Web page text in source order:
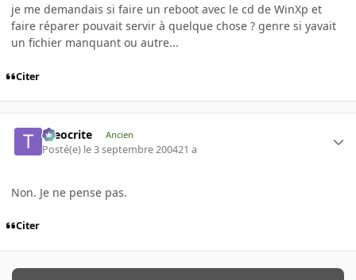
je me demandais si faire un reboot avec le cd de WinXp et
faire réparer pouvait servir à quelque chose ? genre si yavait
un fichier manquant ou autre...
Citer
theocrite Ancien
Posté(e) le 3 septembre 200421 a
Non. Je ne pense pas.
Citer